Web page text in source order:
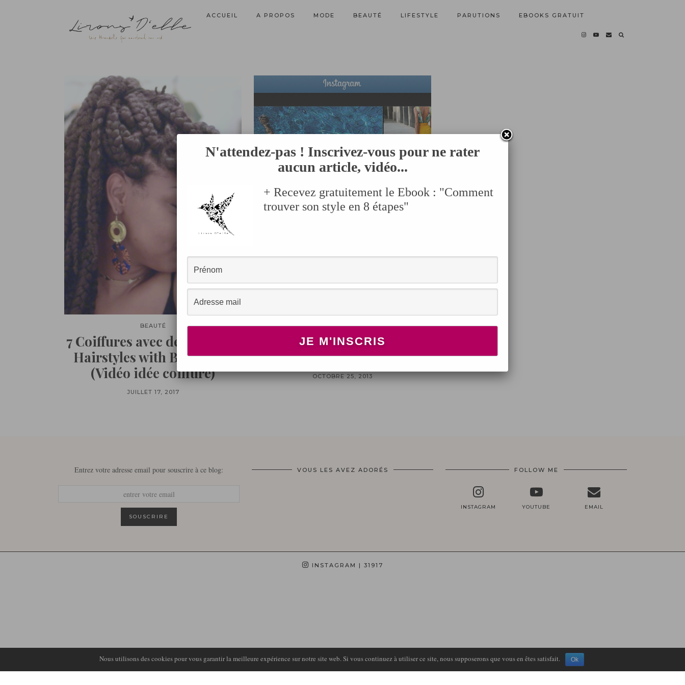
ACCUEIL A PROPOS MODE BEAUTÉ LIFESTYLE PARUTIONS EBOOKS GRATUIT
BEAUTÉ
7 Coiffures avec des nattes, 7
Hairstyles with Boxbraids
(Vidéo idée coiffure)
JUILLET 17, 2017
BEAUTÉ
Mes “instagrameuses”
favorites
OCTOBRE 25, 2013
Entrez votre adresse email pour souscrire à ce blog: VOUS LES AVEZ ADORÉS FOLLOW ME
INSTAGRAM YOUTUBE EMAIL
INSTAGRAM | 31917
N'attendez-pas ! Inscrivez-vous pour ne rater
aucun article, vidéo...
+ Recevez gratuitement le Ebook : "Comment
trouver son style en 8 étapes"
Nous utilisons des cookies pour vous garantir la meilleure expérience sur notre site web. Si vous continuez à utiliser ce site, nous supposerons que vous en êtes satisfait. Ok